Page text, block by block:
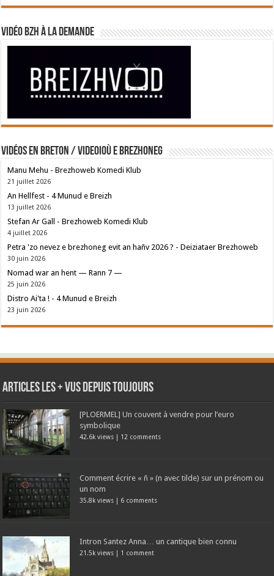
Vidéo BZH à la demande
Vidéos en breton / Videoioù e brezhoneg
Manu Mehu - Brezhoweb Komedi Klub
21 juillet 2026
An Hellfest - 4 Munud e Breizh
13 juillet 2026
Stefan Ar Gall - Brezhoweb Komedi Klub
4 juillet 2026
Petra 'zo nevez e brezhoneg evit an hañv 2026 ? - Deiziataer Brezhoweb
30 juin 2026
Nomad war an hent — Rann 7 —
25 juin 2026
Distro Ai'ta ! - 4 Munud e Breizh
23 juin 2026
Articles les + vus depuis toujours
[PLOERMEL] Un couvent à vendre pour l’euro
symbolique
42.6k views | 12 comments
Comment écrire « ñ » (n avec tilde) sur un prénom ou
un nom
35.8k views | 6 comments
Intron Santez Anna… un cantique bien connu
21.5k views | 1 comment